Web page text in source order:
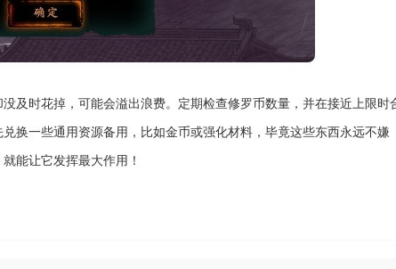
及时花掉，可能会溢出浪费。定期检查修罗币数量，并在接近上限时
换一些通用资源备用，比如金币或强化材料，毕竟这些东西永远不嫌
能让它发挥最大作用！